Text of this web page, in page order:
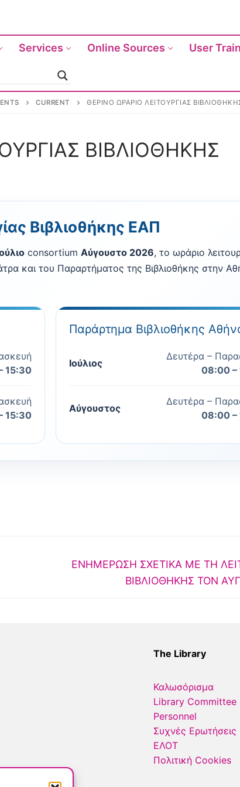
Services Online Sources User
service
Access CatalogueCentre (EDC)
CURRENT ΘΕΡΙΝΟ ΩΡΑΡΙΟ ΛΕΙΤΟΥΡΓΙΑΣ
ΒΙΒΛΙΟΘΗΚΗΣ
Βιβλιοθήκης ΕΑΠ
consortium Αύγουστο 2026, το ωράριο
και του Παραρτήματος της Βιβλιοθήκης στην
15:30
15:30
Παράρτημα Βιβλιοθήκης
Ιούλιος
Δευτέρα –
08:00 –
Αύγουστος
Δευτέρα –
08:00 –
ΕΝΗΜΕΡΩΣΗ ΣΧΕΤΙΚΑ ΜΕ ΤΗ
ΒΙΒΛΙΟΘΗΚΗΣ ΤΟΝ
The Library
Καλωσόρισμα
Library Committee
Personnel
Συχνές Ερωτήσεις
ΕΛΟΤ
Πολιτική Cookies